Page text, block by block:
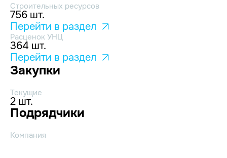
Строительных ресурсов
756 шт.
Перейти в раздел
Расценок УНЦ
364 шт.
Перейти в раздел
Закупки
Текущие
2 шт.
Подрядчики
Компания